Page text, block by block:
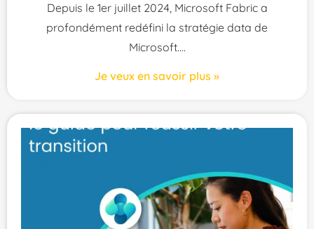
Depuis le 1er juillet 2024, Microsoft Fabric a
profondément redéfini la stratégie data de
Microsoft.
Je veux en savoir plus »